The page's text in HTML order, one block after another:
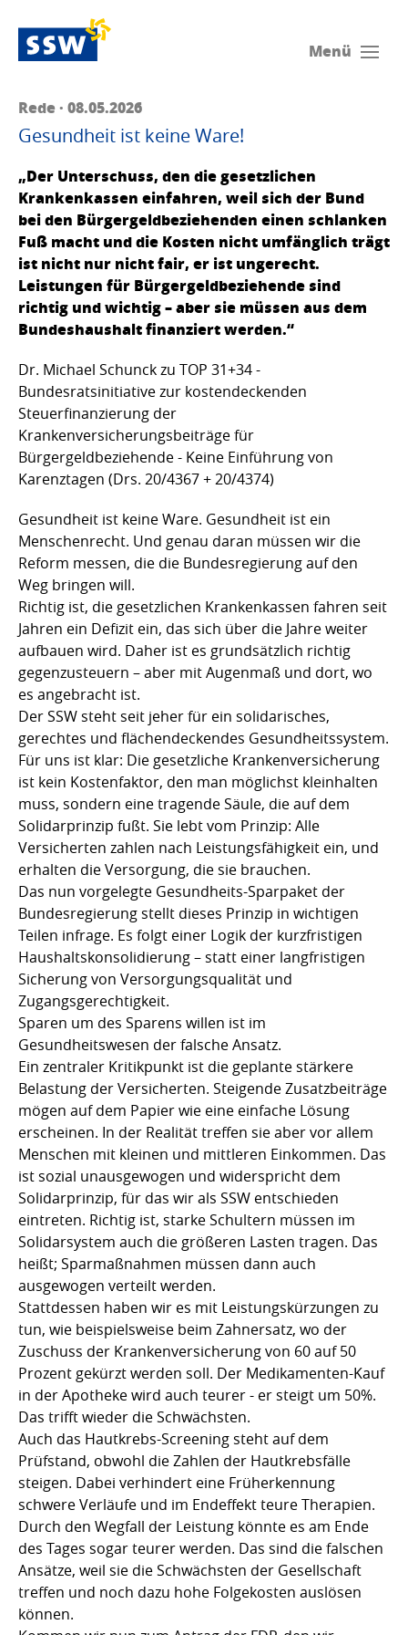
Menü
Rede · 08.05.2026
Gesundheit ist keine Ware!
„Der Unterschuss, den die gesetzlichen
Krankenkassen einfahren, weil sich der Bund
bei den Bürgergeldbeziehenden einen schlanken
Fuß macht und die Kosten nicht umfänglich trägt
ist nicht nur nicht fair, er ist ungerecht.
Leistungen für Bürgergeldbeziehende sind
richtig und wichtig – aber sie müssen aus dem
Bundeshaushalt finanziert werden.“
Dr. Michael Schunck zu TOP 31+34 -
Bundesratsinitiative zur kostendeckenden
Steuerfinanzierung der
Krankenversicherungsbeiträge für
Bürgergeldbeziehende - Keine Einführung von
Karenztagen (Drs. 20/4367 + 20/4374)
Gesundheit ist keine Ware. Gesundheit ist ein
Menschenrecht. Und genau daran müssen wir die
Reform messen, die die Bundesregierung auf den
Weg bringen will.
Richtig ist, die gesetzlichen Krankenkassen fahren seit
Jahren ein Defizit ein, das sich über die Jahre weiter
aufbauen wird. Daher ist es grundsätzlich richtig
gegenzusteuern – aber mit Augenmaß und dort, wo
es angebracht ist.
Der SSW steht seit jeher für ein solidarisches,
gerechtes und flächendeckendes Gesundheitssystem.
Für uns ist klar: Die gesetzliche Krankenversicherung
ist kein Kostenfaktor, den man möglichst kleinhalten
muss, sondern eine tragende Säule, die auf dem
Solidarprinzip fußt. Sie lebt vom Prinzip: Alle
Versicherten zahlen nach Leistungsfähigkeit ein, und
erhalten die Versorgung, die sie brauchen.
Das nun vorgelegte Gesundheits-Sparpaket der
Bundesregierung stellt dieses Prinzip in wichtigen
Teilen infrage. Es folgt einer Logik der kurzfristigen
Haushaltskonsolidierung – statt einer langfristigen
Sicherung von Versorgungsqualität und
Zugangsgerechtigkeit.
Sparen um des Sparens willen ist im
Gesundheitswesen der falsche Ansatz.
Ein zentraler Kritikpunkt ist die geplante stärkere
Belastung der Versicherten. Steigende Zusatzbeiträge
mögen auf dem Papier wie eine einfache Lösung
erscheinen. In der Realität treffen sie aber vor allem
Menschen mit kleinen und mittleren Einkommen. Das
ist sozial unausgewogen und widerspricht dem
Solidarprinzip, für das wir als SSW entschieden
eintreten. Richtig ist, starke Schultern müssen im
Solidarsystem auch die größeren Lasten tragen. Das
heißt; Sparmaßnahmen müssen dann auch
ausgewogen verteilt werden.
Stattdessen haben wir es mit Leistungskürzungen zu
tun, wie beispielsweise beim Zahnersatz, wo der
Zuschuss der Krankenversicherung von 60 auf 50
Prozent gekürzt werden soll. Der Medikamenten-Kauf
in der Apotheke wird auch teurer - er steigt um 50%.
Das trifft wieder die Schwächsten.
Auch das Hautkrebs-Screening steht auf dem
Prüfstand, obwohl die Zahlen der Hautkrebsfälle
steigen. Dabei verhindert eine Früherkennung
schwere Verläufe und im Endeffekt teure Therapien.
Durch den Wegfall der Leistung könnte es am Ende
des Tages sogar teurer werden. Das sind die falschen
Ansätze, weil sie die Schwächsten der Gesellschaft
treffen und noch dazu hohe Folgekosten auslösen
können.